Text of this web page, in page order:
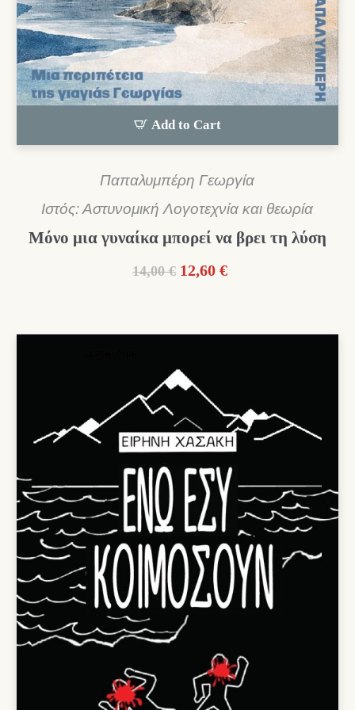
Add to Cart
Παπαλυμπέρη Γεωργία
Ιστός: Αστυνομική Λογοτεχνία και θεωρία
Μόνο μια γυναίκα μπορεί να βρει τη λύση
14,00 € Original
14,00 €.
12,60 €Η
είναι: